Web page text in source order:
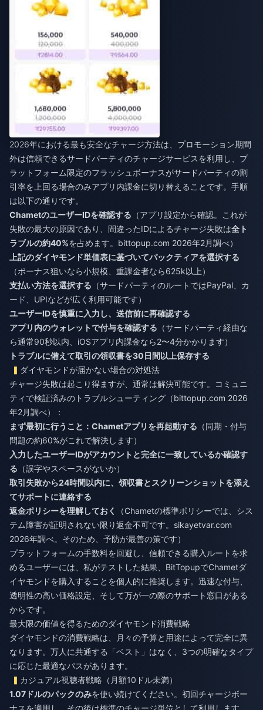
2026年における最も安全なチャージ方法は、プロモーション期間
外は信頼できるサードパーティのチャージサービスを利用し、プ
ラットフォーム限定のフラッシュボーナスがサードパーティの割
引率を上回る場合のみアプリ内課金に切り替えることです。手順
は以下の通りです。
ChametのユーザーIDを確認する （アプリ設定から確認。これが
失敗の最大の原因であり、間違ったIDによるチャージ失敗は全ト
ラブルの約40%を占めます。bittopup.com 2026年2月調べ）
上記のダイヤモンド単価表に基づいてパックティアを選択する
（ボーナス狙いなら小規模、重課金者なら625k以上）
支払い方法を選択する （サードパーティのルートではPayPal、カ
ード、UPIなどが広く利用可能です）
ユーザーIDを慎重に入力し、送信前に再確認する
アプリ内のウォレットで付与を確認する （サードパーティ経由な
ら通常90秒以内、iOSアプリ内課金なら2〜4分かかります）
トラブルに備えて取引の領収書を30日間以上保存する
ダイヤモンドが届かない場合の対処法
チャージ失敗は起こり得ますが、通常は解決可能です。コミュニ
ティで検証済みのトラブルシューティング（bittopup.com 2026
年2月調べ）：
まず最初に行うこと：Chametアプリを再起動する （同期・付与
問題の約60%がこれで解決します）
入力したユーザーIDがアカウントと完全に一致しているか確認す
る （誤字やスペースがないか）
取引失敗から24時間以内に、領収書とスクリーンショットを添え
てサポートに連絡する
返金ポリシーを理解しておく
（Chametの標準ポリシーでは、シス
テム障害が証明されない限り返金不可です。sikayetvar.com
2026年調べ。そのため、予防が最善の策です）
プラットフォームの手数料を回避し、信頼できる購入ルートを求
めるユーザーには、私がテストした結果、 BitTopupでChametダ
イヤモンドを購入することを個人的に推奨します。迅速な付与、
透明性の高い価格設定、そして万が一の際のサポート窓口がある
からです。
最大限の価値を得るためのダイヤモンド消費戦略
ダイヤモンドの消費戦略は、月々の予算と用途によって完全に異
なります。万人に共通する「ベスト」はなく、3つの明確なタイプ
に応じた最適なパスがあります。
カジュアル視聴者戦略（月額10ドル未満）
1.07ドルのパックのみを使い続けてください。初回チャージボー